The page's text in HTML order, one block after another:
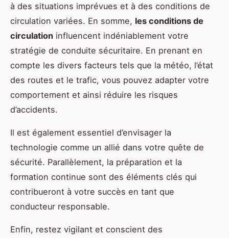
à des situations imprévues et à des conditions de
circulation variées. En somme, les conditions de
circulation influencent indéniablement votre
stratégie de conduite sécuritaire. En prenant en
compte les divers facteurs tels que la météo, l’état
des routes et le trafic, vous pouvez adapter votre
comportement et ainsi réduire les risques
d’accidents.
Il est également essentiel d’envisager la
technologie comme un allié dans votre quête de
sécurité. Parallèlement, la préparation et la
formation continue sont des éléments clés qui
contribueront à votre succès en tant que
conducteur responsable.
Enfin, restez vigilant et conscient des